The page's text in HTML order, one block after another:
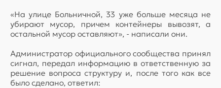
«На улице Больничной, 33 уже больше месяца не
убирают мусор, причем контейнеры вывозят, а
остальной мусор оставляют», - написали они.
Администратор официального сообщества принял
сигнал, передал информацию в ответственную за
решение вопроса структуру и, после того как все
было сделано, ответил: